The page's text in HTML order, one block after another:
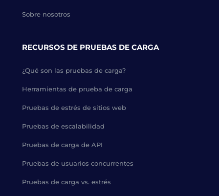
Sobre nosotros
RECURSOS DE PRUEBAS DE CARGA
¿Qué son las pruebas de carga?
Herramientas de prueba de carga
Pruebas de estrés de sitios web
Pruebas de escalabilidad
Pruebas de carga de API
Pruebas de usuarios concurrentes
Pruebas de carga vs. estrés